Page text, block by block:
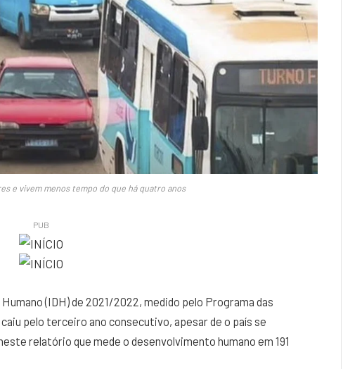
e vivem menos tempo do que há quatro anos
PUB
(IDH) de 2021/2022, medido pelo Programa das
pelo terceiro ano consecutivo, apesar de o país se
relatório que mede o desenvolvimento humano em 191